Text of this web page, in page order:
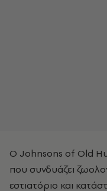
Ο Johnsons of Old
που συνδυάζει
εστιατόριο και